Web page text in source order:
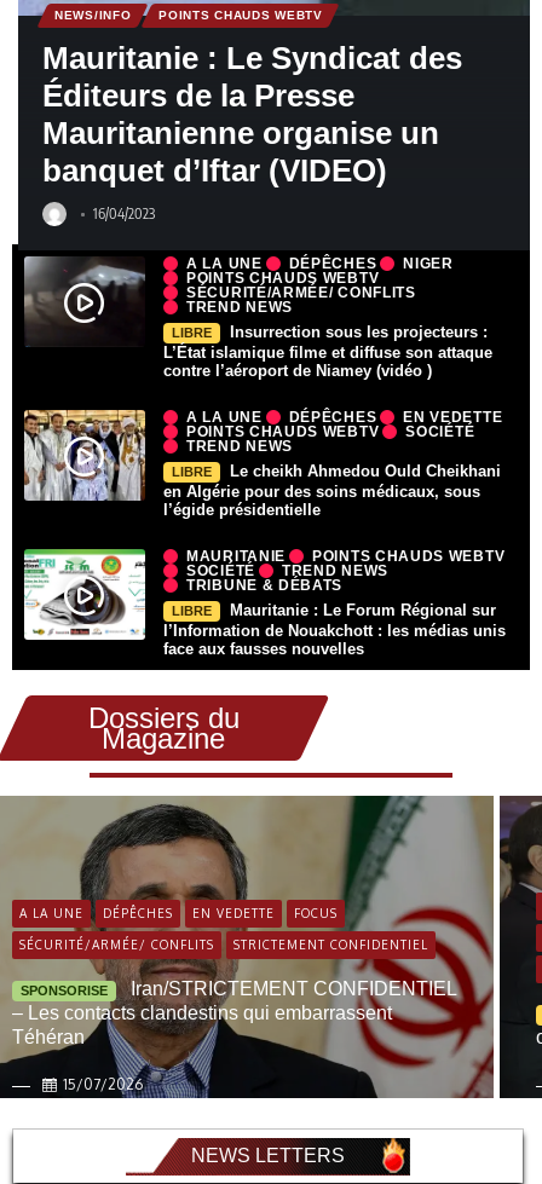
NEWS/INFO POINTS CHAUDS WEBTV
Mauritanie : Le Syndicat des
Éditeurs de la Presse
Mauritanienne organise un
banquet d’Iftar (VIDEO)
16/04/2023
A LA UNE DÉPÊCHES
NIGER
POINTS CHAUDS WEBTV
SÉCURITÉ/ARMÉE/ CONFLITS
TREND NEWS
LIBRE
Insurrection sous les projecteurs :
L’État islamique filme et diffuse son attaque
contre l’aéroport de Niamey (vidéo )
A LA UNE DÉPÊCHES
EN VEDETTE
POINTS CHAUDS WEBTV
SOCIÉTÉ
TREND NEWS
LIBRE
Le cheikh Ahmedou Ould Cheikhani
en Algérie pour des soins médicaux, sous
l’égide présidentielle
MAURITANIE
POINTS CHAUDS WEBTV
SOCIÉTÉ
TREND NEWS
TRIBUNE & DÉBATS
LIBRE
Mauritanie : Le Forum Régional sur
l’Information de Nouakchott : les médias unis
face aux fausses nouvelles
Dossiers du
Magazine
A LA UNE DÉPÊCHES EN VEDETTE FOCUS
SÉCURITÉ/ARMÉE/ CONFLITS STRICTEMENT CONFIDENTIEL
SPONSORISE
Iran/STRICTEMENT CONFIDENTIEL
– Les contacts clandestins qui embarrassent
Téhéran
15/07/2026
NEWS LETTERS